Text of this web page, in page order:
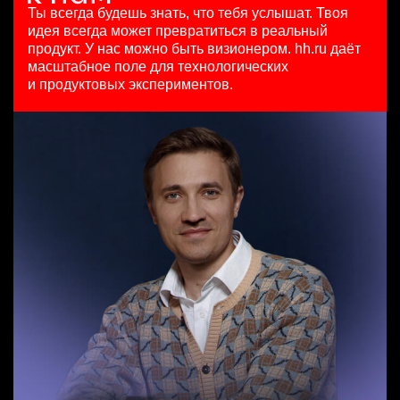
сегодня
150000 ₽
Санкт-Петербург
HeadHunter::Коммерческий департамент
97000 - 161000 ₽
Ярославль
Специалист телемаркетинга
HeadHunter::Телефонные продажи
29 июл. 2026
з/п не указана
Москва
Специалист по рекруту респондентов для UX и CX
исследований
HeadHunter::Департамент маркетинга
5 авг. 2026
з/п не указана
Москва
Ты всегда будешь знать, что тебя услышат. Твоя
идея всегда может превратиться в реальный
продукт. У нас можно быть визионером. hh.ru даёт
масштабное поле для технологических
и продуктовых экспериментов.